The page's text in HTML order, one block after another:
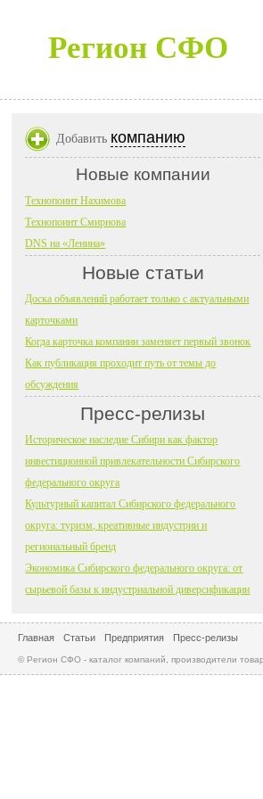
Регион СФО
Добавить компанию
Новые компании
Технопоинт Нахимова
Технопоинт Смирнова
DNS на «Ленина»
Новые статьи
Доска объявлений работает только с актуальными
карточками
Когда карточка компании заменяет первый звонок
Как публикация проходит путь от темы до
обсуждения
Пресс-релизы
Историческое наследие Сибири как фактор
инвестиционной привлекательности Сибирского
федерального округа
Культурный капитал Сибирского федерального
округа: туризм, креативные индустрии и
региональный бренд
Экономика Сибирского федерального округа: от
сырьевой базы к индустриальной диверсификации
Главная Статьи Предприятия Пресс-релизы
© Регион СФО - каталог компаний, производители